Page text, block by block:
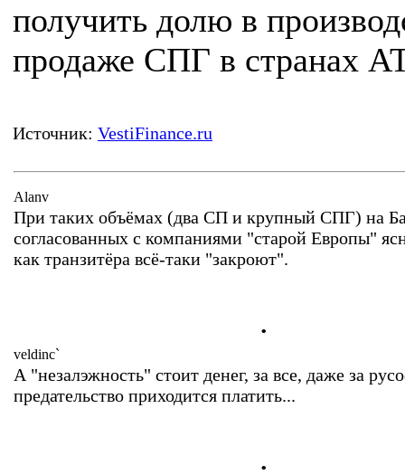
получить долю в
продаже СПГ в странах
Источник: VestiFinance.ru
Alanv
При таких объёмах (два СП и крупный СПГ) на
согласованных с компаниями "старой Европы"
как транзитёра всё-таки "закроют".
.
veldinc`
А "незалэжность" стоит денег, за все, даже за
предательство приходится платить...
.